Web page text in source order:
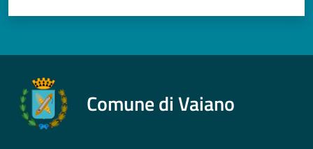
Comune di Vaiano